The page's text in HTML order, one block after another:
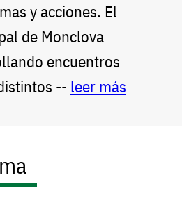
y acciones. El
de Monclova
encuentros
-- leer más